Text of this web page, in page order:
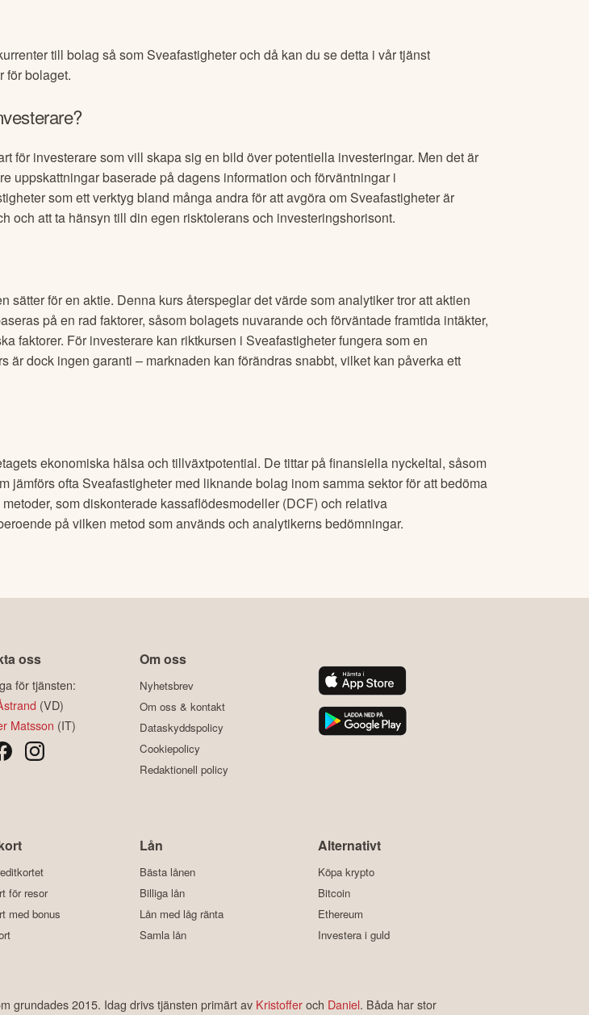
till bolag så somSveafastigheteroch då kan du se detta i vår tjänst
för bolaget.
för investerare som vill skapa sig en bild över potentiella investeringar. Men det är
uppskattningar baserade på dagens information och förväntningar i
som ett verktyg bland många andra för att avgöra omSveafastigheterär
och att ta hänsyn till din egen risktolerans och investeringshorisont.
för en aktie. Denna kurs återspeglar det värde som analytiker tror att aktien
på en rad faktorer, såsom bolagets nuvarande och förväntade framtida intäkter,
faktorer. För investerare kan riktkursen i Sveafastigheterfungera som en
dock ingen garanti – marknaden kan förändras snabbt, vilket kan påverka ett
ekonomiska hälsa och tillväxtpotential. De tittar på finansiella nyckeltal, såsom
jämförs oftaSveafastigheter med liknande bolag inom samma sektor för att bedöma
som diskonterade kassaflödesmodeller (DCF) och relativa
på vilken metod som används och analytikerns bedömningar.
oss
för tjänsten:
(VD)
Matsson (IT)
Om oss
Nyhetsbrev
Om oss & kontakt
Dataskyddspolicy
Cookiepolicy
Redaktionell policy
för resor
med bonus
Lån
Bästa lånen
Billiga lån
Lån med låg ränta
Samla lån
Alternativt
Köpa krypto
Bitcoin
Ethereum
Investera i guld
grundades 2015. Idag drivs tjänsten primärt av Kristofferoch Daniel. Båda har stor